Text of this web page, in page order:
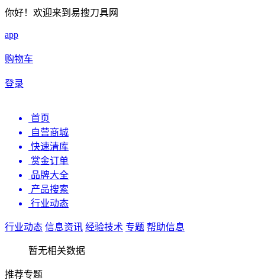
你好！欢迎来到易搜刀具网
app
购物车
登录
首页
自营商城
快速清库
赏金订单
品牌大全
产品搜索
行业动态
行业动态 信息资讯 经验技术 专题 帮助信息
暂无相关数据
推荐专题